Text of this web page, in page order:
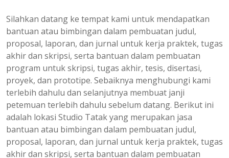
Silahkan datang ke tempat kami untuk mendapatkan
bantuan atau bimbingan dalam pembuatan judul,
proposal, laporan, dan jurnal untuk kerja praktek, tugas
akhir dan skripsi, serta bantuan dalam pembuatan
program untuk skripsi, tugas akhir, tesis, disertasi,
proyek, dan prototipe. Sebaiknya menghubungi kami
terlebih dahulu dan selanjutnya membuat janji
petemuan terlebih dahulu sebelum datang. Berikut ini
adalah lokasi Studio Tatak yang merupakan jasa
bantuan atau bimbingan dalam pembuatan judul,
proposal, laporan, dan jurnal untuk kerja praktek, tugas
akhir dan skripsi, serta bantuan dalam pembuatan